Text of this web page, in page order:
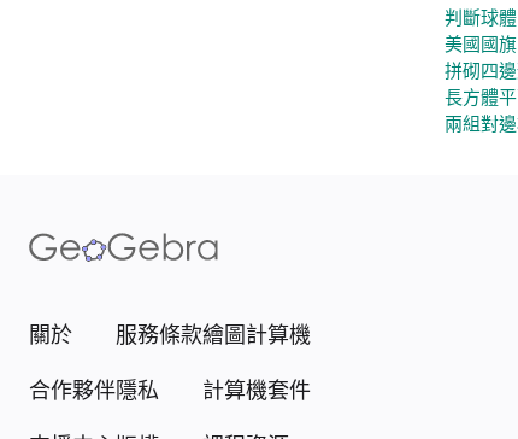
判斷球體
美國國
拼砌四
長方體
兩組對
關於
合作夥伴
服務條款
隱私
繪圖計算機
計算機套件